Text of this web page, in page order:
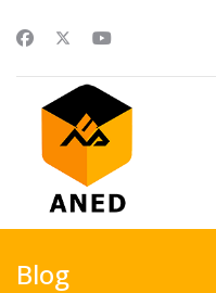
Blog